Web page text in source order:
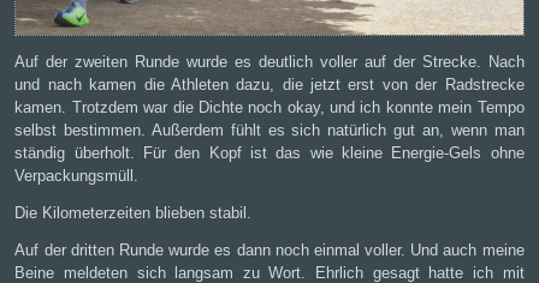
Auf der zweiten Runde wurde es deutlich voller auf der Strecke. Nach
und nach kamen die Athleten dazu, die jetzt erst von der Radstrecke
kamen. Trotzdem war die Dichte noch okay, und ich konnte mein Tempo
selbst bestimmen. Außerdem fühlt es sich natürlich gut an, wenn man
ständig überholt. Für den Kopf ist das wie kleine Energie-Gels ohne
Verpackungsmüll.
Die Kilometerzeiten blieben stabil.
Auf der dritten Runde wurde es dann noch einmal voller. Und auch meine
Beine meldeten sich langsam zu Wort. Ehrlich gesagt hatte ich mit